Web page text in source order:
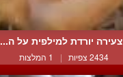
צעירה יורדת למילפית על ה...
2434 צפיות | 1 המלצות